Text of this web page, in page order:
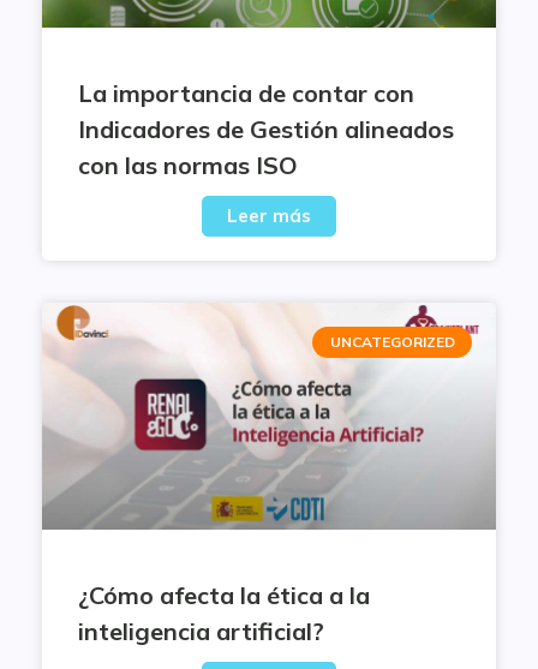
La importancia de contar con
Indicadores de Gestión alineados
con las normas ISO
Leer más
UNCATEGORIZED
¿Cómo afecta la ética a la
inteligencia artificial?